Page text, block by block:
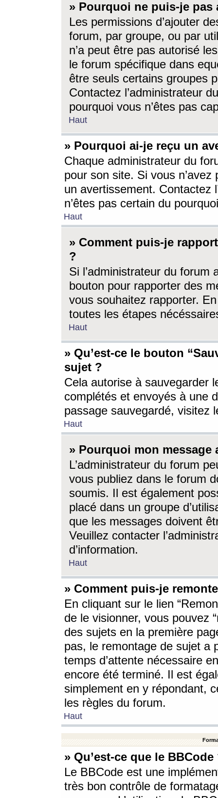
» Pourquoi ne puis-je
Les permissions d’ajouter
forum, par groupe, ou par
n’a peut être pas autorisé
le forum spécifique dans
être seuls certains groupes
Contactez l’administrateur
pourquoi vous n’êtes pas
Haut
» Pourquoi ai-je reçu un
Chaque administrateur du
pour son site. Si vous
un avertissement. Contactez
n’êtes pas certain du
Haut
» Comment puis-je
?
Si l’administrateur du forum
bouton pour rapporter des
vous souhaitez rapporter.
toutes les étapes
Haut
» Qu’est-ce le bouton
sujet ?
Cela autorise à sauvegarder
complétés et envoyés à une
passage sauvegardé, visitez
Haut
» Pourquoi mon message
L’administrateur du forum
vous publiez dans le forum
soumis. Il est également
placé dans un groupe
que les messages doivent
Veuillez contacter
d’information.
Haut
» Comment puis-je
En cliquant sur le lien
de le visionner, vous pouvez
des sujets en la première
pas, le remontage de sujet a
temps d’attente nécessaire
encore été terminé. Il est
simplement en y répondant,
les règles du forum.
Haut
» Qu’est-ce que le BBCode
Le BBCode est une
très bon contrôle de